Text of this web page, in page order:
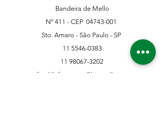
Bandeira de Mello
Nº 411 - CEP 04743-001
Sto. Amaro - São Paulo - SP
11 5546-0383
11 98067-3202
franklinferragens@hotmail.com